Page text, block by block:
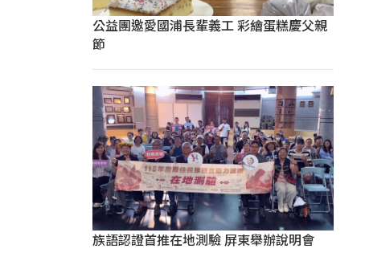
公益團邀愛國浦長輩義工 彩繪蛋糕慶父親
節
族語認證首推在地測驗 屏東舉辦說明會